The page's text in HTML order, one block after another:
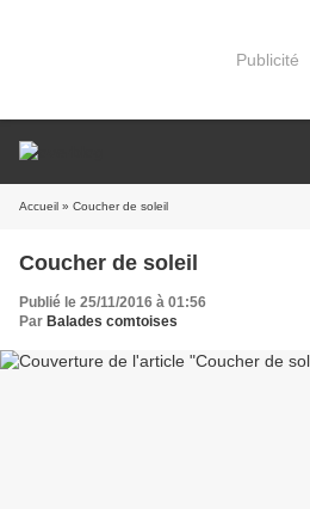
Publicité
Accueil » Coucher de soleil
Coucher de soleil
Publié le 25/11/2016 à 01:56
Par Balades comtoises